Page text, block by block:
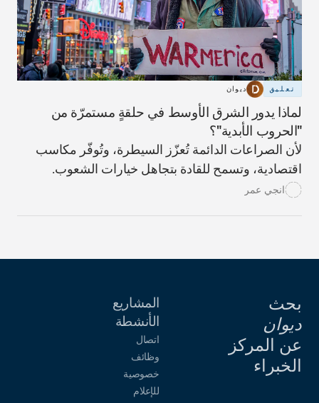
تعليق ديوان
لماذا يدور الشرق الأوسط في حلقةٍ مستمرّة من
"الحروب الأبدية"؟
لأن الصراعات الدائمة تُعزّز السيطرة، وتُوفّر مكاسب
اقتصادية، وتسمح للقادة بتجاهل خيارات الشعوب.
انجي عمر
بحث
ديوان
عن المركز
الخبراء
المشاريع
الأنشطة
اتصال
وظائف
خصوصية
للإعلام